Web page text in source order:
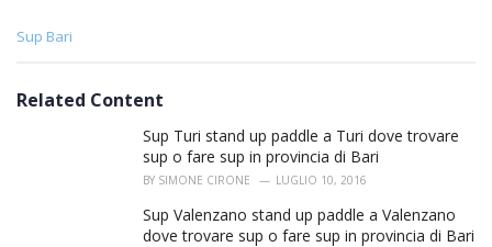
C
e
Sup Bari
Related Content
Sup Turi stand up paddle a Turi dove trovare
sup o fare sup in provincia di Bari
BY SIMONE CIRONE LUGLIO 10, 2016
Sup Valenzano stand up paddle a Valenzano
dove trovare sup o fare sup in provincia di Bari